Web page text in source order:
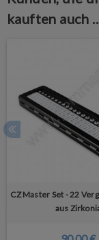
kauften auch
CZ Master Set - 22
aus